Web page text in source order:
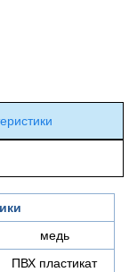
медь
ПВХ пластикат